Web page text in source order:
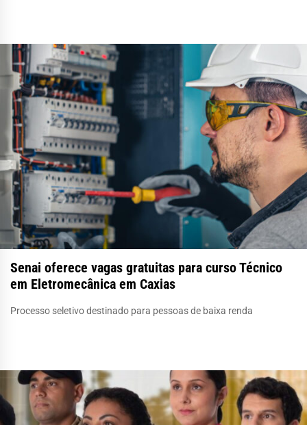
Senai oferece vagas gratuitas para curso Técnico
em Eletromecânica em Caxias
Processo seletivo destinado para pessoas de baixa renda